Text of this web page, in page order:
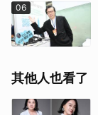
06
其他人也看了